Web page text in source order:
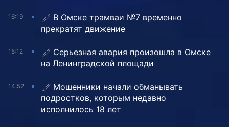
16:19
В Омске трамваи №7 временно
прекратят движение
15:12
Серьезная авария произошла в Омске
на Ленинградской площади
14:52
Мошенники начали обманывать
подростков, которым недавно
исполнилось 18 лет